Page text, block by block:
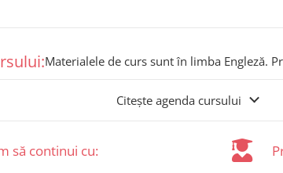
Materialele de curs sunt în limba Engleză.
Citește agenda cursului
să continui cu: